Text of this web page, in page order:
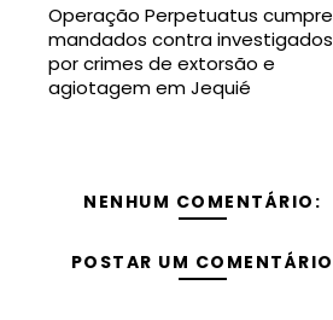
Operação Perpetuatus cumpre
mandados contra investigados
por crimes de extorsão e
agiotagem em Jequié
NENHUM COMENTÁRIO:
POSTAR UM COMENTÁRIO